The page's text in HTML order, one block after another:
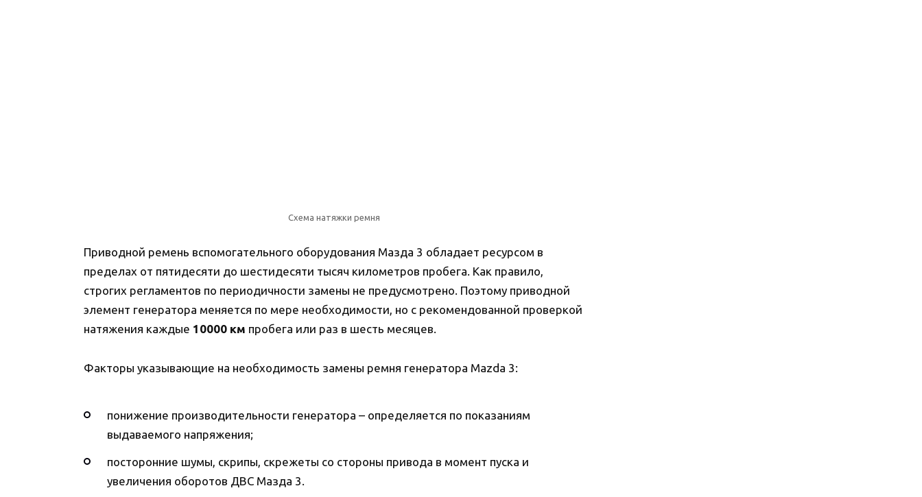
Схема натяжки ремня
Приводной ремень вспомогательного оборудования Мазда 3 обладает ресурсом в
пределах от пятидесяти до шестидесяти тысяч километров пробега. Как правило,
строгих регламентов по периодичности замены не предусмотрено. Поэтому приводной
элемент генератора меняется по мере необходимости, но с рекомендованной проверкой
натяжения каждые 10000 км пробега или раз в шесть месяцев.
Факторы указывающие на необходимость замены ремня генератора Mazda 3:
понижение производительности генератора – определяется по показаниям
выдаваемого напряжения;
посторонние шумы, скрипы, скрежеты со стороны привода в момент пуска и
увеличения оборотов ДВС Мазда 3.